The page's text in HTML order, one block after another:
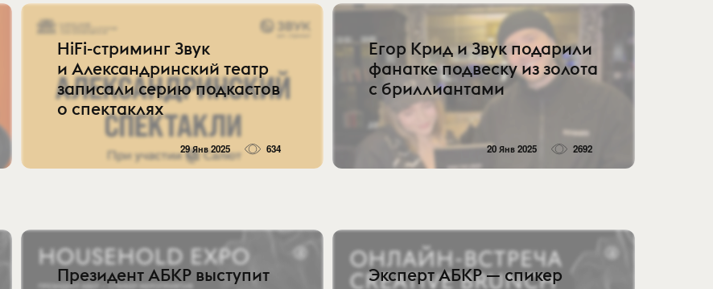
HiFi-стриминг Звук
и Александринский театр
записали серию подкастов
о спектаклях
29 Янв 2025 634
Егор Крид и Звук подарили
фанатке подвеску из золота
с бриллиантами
20 Янв 2025 2692
Президент АБКР выступит
Эксперт АБКР — спикер